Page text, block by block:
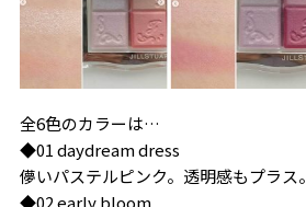
全6色のカラーは…
◆01 daydream dress
儚いパステルピンク。透明感もプラス。